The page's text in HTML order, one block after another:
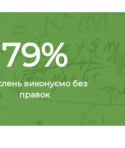
79%
виконуємо без
правок